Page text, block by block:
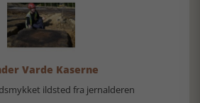
Varde Kaserne
ildsted fra jernalderen